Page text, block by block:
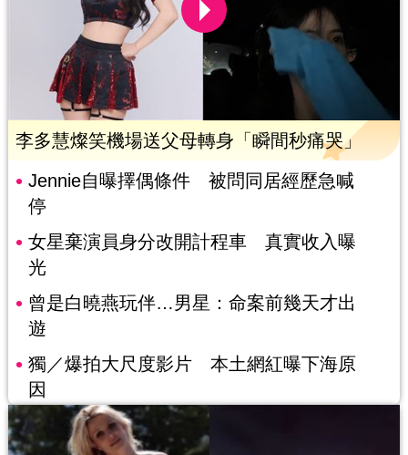
李多慧燦笑機場送父母轉身「瞬間秒痛哭」
Jennie自曝擇偶條件 被問同居經歷急喊
停
女星棄演員身分改開計程車 真實收入曝
光
曾是白曉燕玩伴…男星：命案前幾天才出
遊
獨／爆拍大尺度影片 本土網紅曝下海原
因